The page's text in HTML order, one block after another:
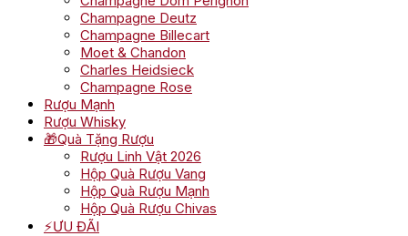
Champagne Deutz
Champagne Billecart
Moet & Chandon
Charles Heidsieck
Champagne Rose
Rượu Mạnh
Rượu Whisky
🎁Quà Tặng Rượu
Rượu Linh Vật 2026
Hộp Quà Rượu Vang
Hộp Quà Rượu Mạnh
Hộp Quà Rượu Chivas
⚡ƯU ĐÃI